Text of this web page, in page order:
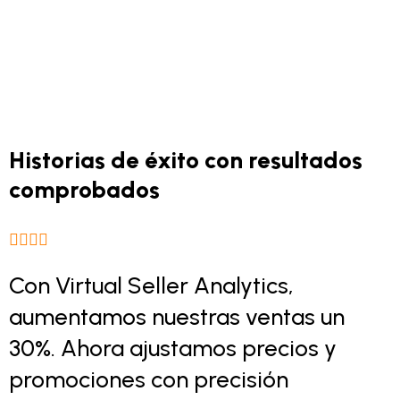
Historias de éxito con resultados
comprobados
Con Virtual Seller Analytics,
aumentamos nuestras ventas un
30%. Ahora ajustamos precios y
promociones con precisión